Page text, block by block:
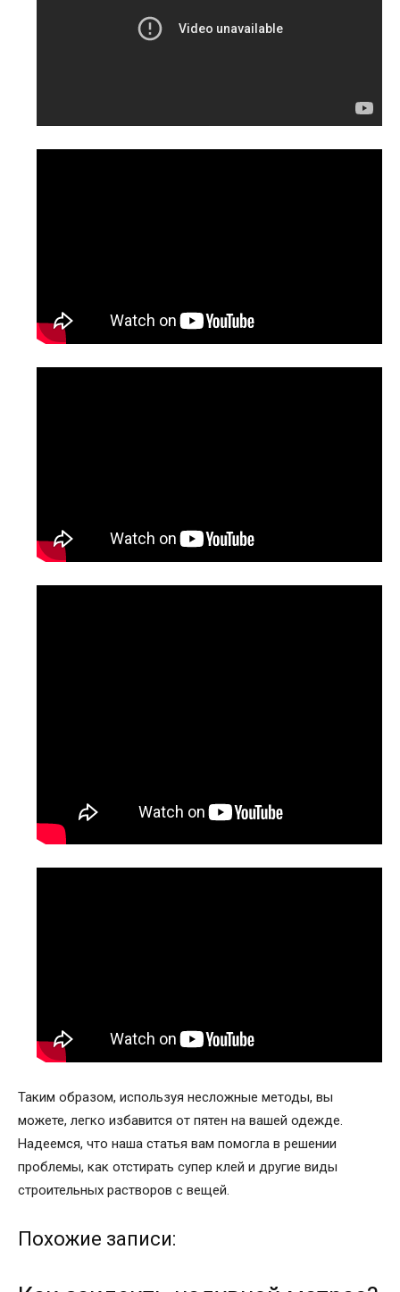
Таким образом, используя несложные методы, вы
можете, легко избавится от пятен на вашей одежде.
Надеемся, что наша статья вам помогла в решении
проблемы, как отстирать супер клей и другие виды
строительных растворов с вещей.
Похожие записи: